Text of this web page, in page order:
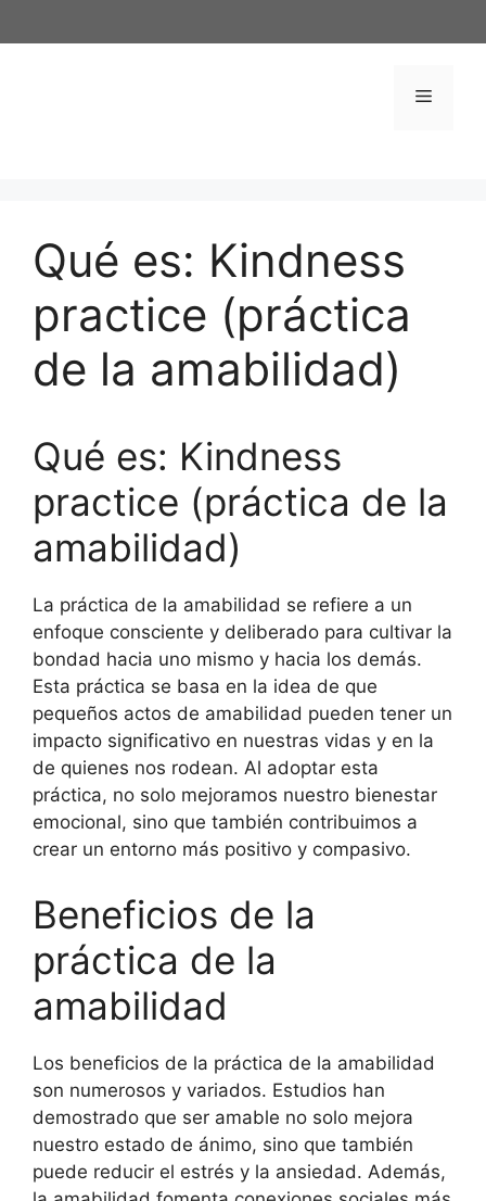
al
Menú
Qué es: Kindness
practice (práctica
de la amabilidad)
Qué es: Kindness
practice (práctica de la
amabilidad)
La práctica de la amabilidad se refiere a un
enfoque consciente y deliberado para cultivar la
bondad hacia uno mismo y hacia los demás.
Esta práctica se basa en la idea de que
pequeños actos de amabilidad pueden tener un
impacto significativo en nuestras vidas y en la
de quienes nos rodean. Al adoptar esta
práctica, no solo mejoramos nuestro bienestar
emocional, sino que también contribuimos a
crear un entorno más positivo y compasivo.
Beneficios de la
práctica de la
amabilidad
Los beneficios de la práctica de la amabilidad
son numerosos y variados. Estudios han
demostrado que ser amable no solo mejora
nuestro estado de ánimo, sino que también
puede reducir el estrés y la ansiedad. Además,